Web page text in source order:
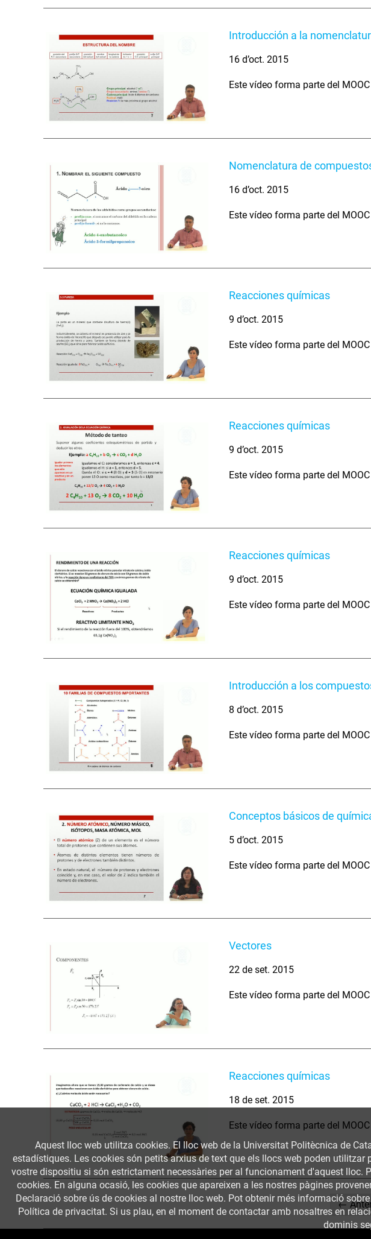
Introducción a la
16 d’oct. 2015
Este vídeo forma parte del
Nomenclatura de
16 d’oct. 2015
Este vídeo forma parte del
Reacciones químicas
9 d’oct. 2015
Este vídeo forma parte del
Reacciones químicas
9 d’oct. 2015
Este vídeo forma parte del
Reacciones químicas
9 d’oct. 2015
Este vídeo forma parte del
Introducción a los
8 d’oct. 2015
Este vídeo forma parte del
Conceptos básicos de
5 d’oct. 2015
Este vídeo forma parte del
Vectores
22 de set. 2015
Este vídeo forma parte del
Reacciones químicas
18 de set. 2015
Este vídeo forma parte del
←
Aquest lloc web utilitza cookies. El lloc web de la Universitat Politècnica de
estadístiques. Les cookies són petits arxius de text que els llocs web poden
vostre dispositiu si són estrictament necessàries per al funcionament d'aquest
cookies. En alguna ocasió, les cookies que apareixen a les nostres pàgines
Declaració sobre ús de cookies al nostre lloc web. Pot obtenir més informació
Política de privacitat. Si us plau, en el moment de contactar amb nosaltres en
dominis